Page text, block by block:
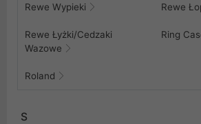
Rewe Wypieki Rewe
Rewe Łyżki/Cedzaki
Wazowe
Ring
Roland
S